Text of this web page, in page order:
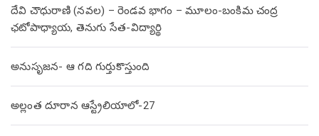
దేవి చౌధురాణి (నవల) – రెండవ భాగం – మూలం-బంకిమ చంద్ర
ఛటోపాధ్యాయ, తెనుగు సేత-విద్యార్థి
అనుసృజన- ఆ గది గుర్తుకొస్తుంది
అల్లంత దూరాన ఆస్ట్రేలియాలో-27